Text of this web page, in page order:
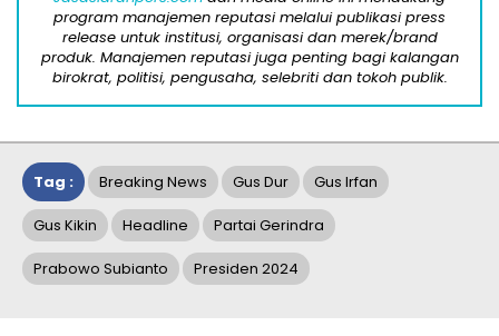
program manajemen reputasi melalui publikasi press
release untuk institusi, organisasi dan merek/brand
produk. Manajemen reputasi juga penting bagi kalangan
birokrat, politisi, pengusaha, selebriti dan tokoh publik.
Tag : Breaking News Gus Dur Gus Irfan
Gus Kikin Headline Partai Gerindra
Prabowo Subianto Presiden 2024